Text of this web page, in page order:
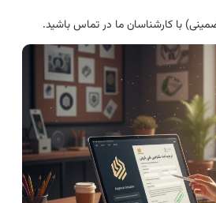
با کارشناسان ما در تماس باشید.